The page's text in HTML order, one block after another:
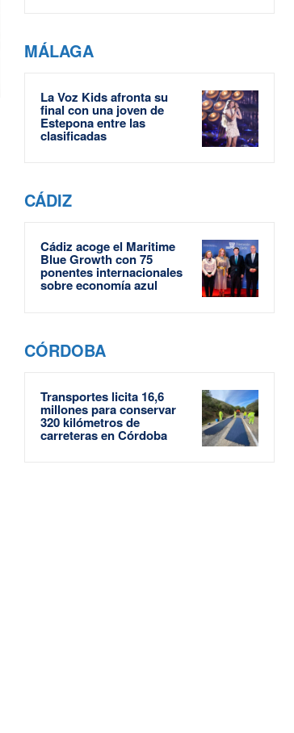
MÁLAGA
La Voz Kids afronta su
final con una joven de
Estepona entre las
clasificadas
CÁDIZ
Cádiz acoge el Maritime
Blue Growth con 75
ponentes internacionales
sobre economía azul
CÓRDOBA
Transportes licita 16,6
millones para conservar
320 kilómetros de
carreteras en Córdoba